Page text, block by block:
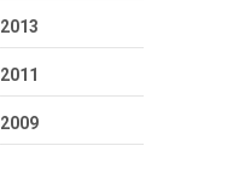
2013
2011
2009